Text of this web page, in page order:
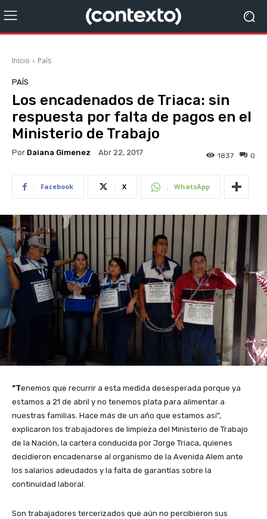
Inicio País
PAÍS
Los encadenados de Triaca: sin
respuesta por falta de pagos en el
Ministerio de Trabajo
Por Daiana Gimenez Abr 22, 2017 0
1837
Facebook X WhatsApp
“Tenemos que recurrir a esta medida desesperada porque ya
estamos a 21 de abril y no tenemos plata para alimentar a
nuestras familias. Hace más de un año que estamos así”,
explicaron los trabajadores de limpieza del Ministerio de Trabajo
de la Nación, la cartera conducida por Jorge Triaca, quienes
decidieron encadenarse al organismo de la Avenida Alem ante
los salarios adeudados y la falta de garantías sobre la
continuidad laboral.
Son trabajadores tercerizados que aún no percibieron sus